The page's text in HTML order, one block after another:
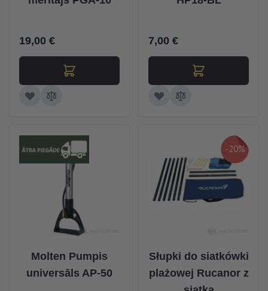
19,00 € 7,00 €
Molten Pumpis
universāls AP-50
-20%
Słupki do siatkówki
plażowej Rucanor z